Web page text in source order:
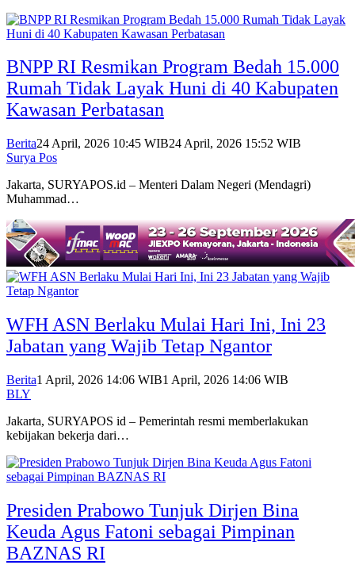
BNPP RI Resmikan Program Bedah 15.000
Rumah Tidak Layak Huni di 40 Kabupaten
Kawasan Perbatasan
Berita24 April, 2026 10:45 WIB24 April, 2026 15:52 WIB
Surya Pos
Jakarta, SURYAPOS.id – Menteri Dalam Negeri (Mendagri)
Muhammad…
WFH ASN Berlaku Mulai Hari Ini, Ini 23
Jabatan yang Wajib Tetap Ngantor
Berita1 April, 2026 14:06 WIB1 April, 2026 14:06 WIB
BLY
Jakarta, SURYAPOS id – Pemerintah resmi memberlakukan
kebijakan bekerja dari…
Presiden Prabowo Tunjuk Dirjen Bina
Keuda Agus Fatoni sebagai Pimpinan
BAZNAS RI